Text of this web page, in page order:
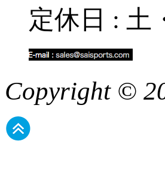
定休日 : 土
Copyright ©